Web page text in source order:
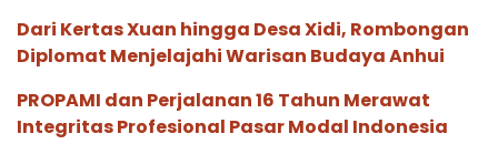
Dari Kertas Xuan hingga Desa Xidi, Rombongan
Diplomat Menjelajahi Warisan Budaya Anhui
PROPAMI dan Perjalanan 16 Tahun Merawat
Integritas Profesional Pasar Modal Indonesia